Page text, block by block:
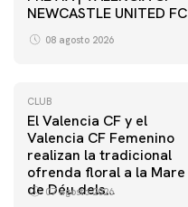
NEWCASTLE UNITED FC
08 agosto 2026
CLUB
El Valencia CF y el
Valencia CF Femenino
realizan la tradicional
ofrenda floral a la Mare
de Déu dels
07 agosto 2026